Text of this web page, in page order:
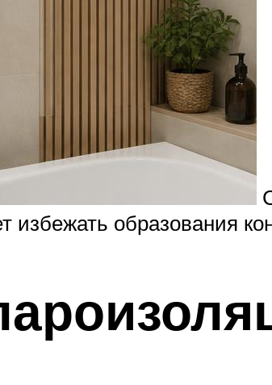
образования